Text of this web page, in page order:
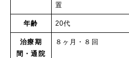
年齢 20
治療期
間・通院
８ヶ月・８回